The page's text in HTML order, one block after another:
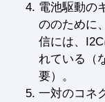
電池駆動の
ののために
信には、
れている（
要）。
一対のコネ